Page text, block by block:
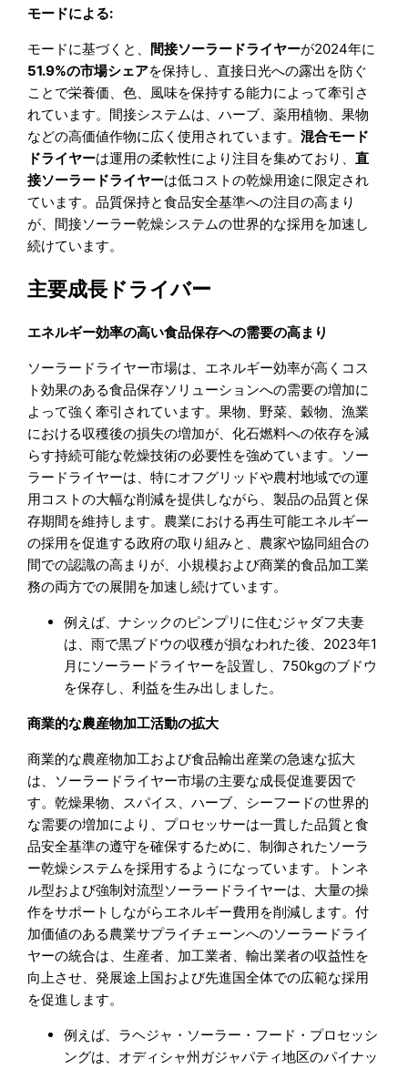
モードによる:
モードに基づくと、 間接ソーラードライヤーが2024年に
51.9%の市場シェアを保持し、直接日光への露出を防ぐ
ことで栄養価、色、風味を保持する能力によって牽引さ
れています。間接システムは、ハーブ、薬用植物、果物
などの高価値作物に広く使用されています。混合モード
ドライヤーは運用の柔軟性により注目を集めており、直
接ソーラードライヤーは低コストの乾燥用途に限定され
ています。品質保持と食品安全基準への注目の高まり
が、間接ソーラー乾燥システムの世界的な採用を加速し
続けています。
主要成長ドライバー
エネルギー効率の高い食品保存への需要の高まり
ソーラードライヤー市場は、エネルギー効率が高くコス
ト効果のある食品保存ソリューションへの需要の増加に
よって強く牽引されています。果物、野菜、穀物、漁業
における収穫後の損失の増加が、化石燃料への依存を減
らす持続可能な乾燥技術の必要性を強めています。ソー
ラードライヤーは、特にオフグリッドや農村地域での運
用コストの大幅な削減を提供しながら、製品の品質と保
存期間を維持します。農業における再生可能エネルギー
の採用を促進する政府の取り組みと、農家や協同組合の
間での認識の高まりが、小規模および商業的食品加工業
務の両方での展開を加速し続けています。
例えば、ナシックのピンプリに住むジャダフ夫妻
は、雨で黒ブドウの収穫が損なわれた後、2023年1
月にソーラードライヤーを設置し、750kgのブドウ
を保存し、利益を生み出しました。
商業的な農産物加工活動の拡大
商業的な農産物加工および食品輸出産業の急速な拡大
は、ソーラードライヤー市場の主要な成長促進要因で
す。乾燥果物、スパイス、ハーブ、シーフードの世界的
な需要の増加により、プロセッサーは一貫した品質と食
品安全基準の遵守を確保するために、制御されたソーラ
ー乾燥システムを採用するようになっています。トンネ
ル型および強制対流型ソーラードライヤーは、大量の操
作をサポートしながらエネルギー費用を削減します。付
加価値のある農業サプライチェーンへのソーラードライ
ヤーの統合は、生産者、加工業者、輸出業者の収益性を
向上させ、発展途上国および先進国全体での広範な採用
を促進します。
例えば、ラヘジャ・ソーラー・フード・プロセッシ
ングは、オディシャ州ガジャパティ地区のパイナッ